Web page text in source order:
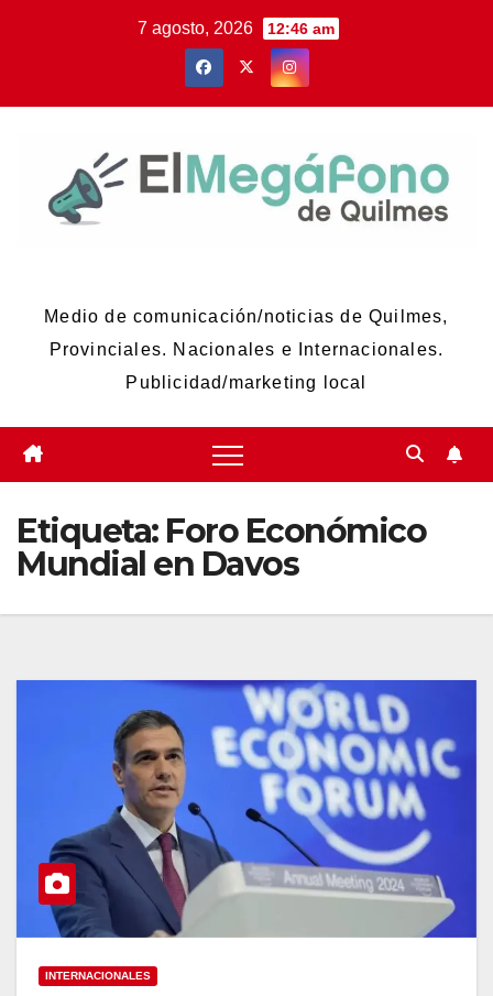
7 agosto, 2026 12:46 am
Medio de comunicación/noticias de Quilmes,
Provinciales. Nacionales e Internacionales.
Publicidad/marketing local
Etiqueta: Foro Económico
Mundial en Davos
INTERNACIONALES